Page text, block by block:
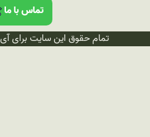
تماس با ما
تمام حقوق این سایت برای